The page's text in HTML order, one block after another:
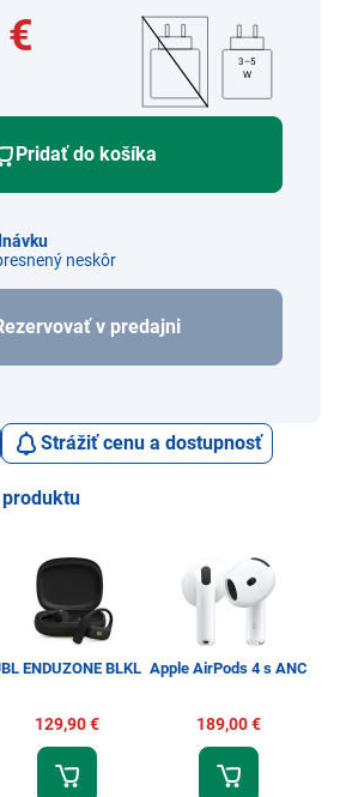
3–5
W
Pridať do košíka
neskôr
v predajni
Strážiť cenu a dostupnosť
ENDUZONE BLKL
129,90 €
Apple AirPods 4 s ANC
189,00 €